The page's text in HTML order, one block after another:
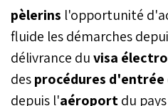
pèlerins l'opportunité
fluide les démarches
délivrance duvisa
desprocédures d'entrée
depuis l'aéroportdu